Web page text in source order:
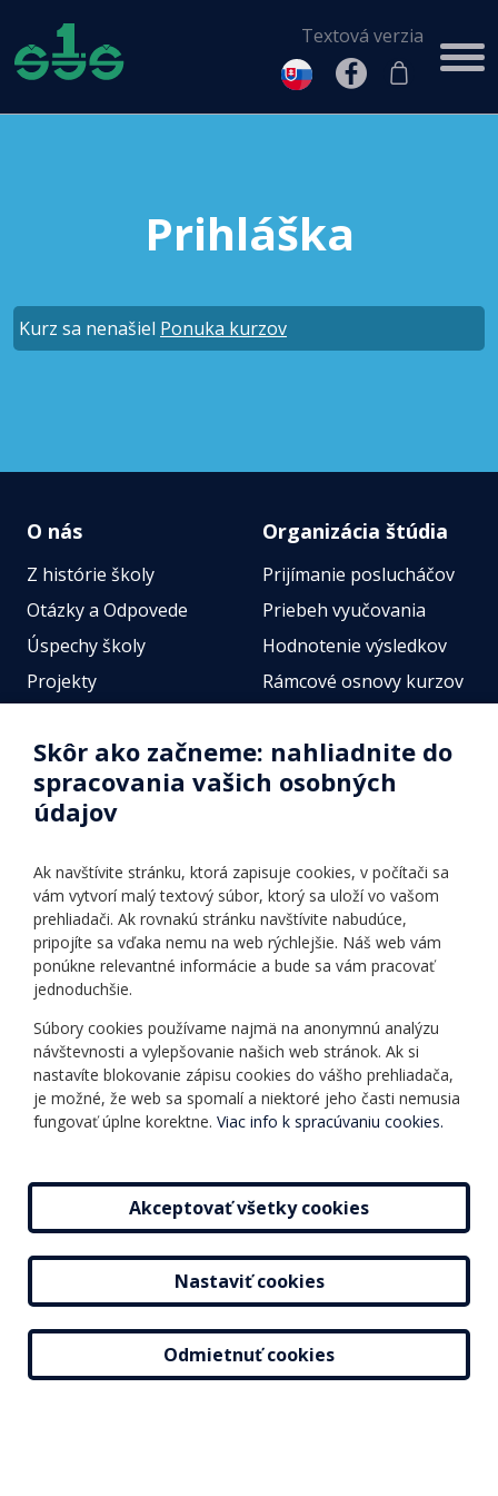
Textová verzia
Prihláška
Kurz sa nenašiel Ponuka kurzov
O nás
Z histórie školy
Otázky a Odpovede
Úspechy školy
Projekty
Fotogalérie
Identifikačné údaje školy
Úradné hodiny
Vnútorný poriadok
Organizácia štúdia
Prijímanie poslucháčov
Priebeh vyučovania
Hodnotenie výsledkov
Rámcové osnovy kurzov
Online testy
Ponuka jazykov
Informácie o kurzoch
Online testy
Ako si vybrať a kúpiť
kurz
Príspevky
Rozvrh hodín
Ochrana osobných
údajov
Všeobecné obchodné
podmienky
2026 © Jazyková škola |Nastavenie cookies
Tvorba web stránokaredakčný systémodAlejTech, spol. s r.o.
Skôr ako začneme: nahliadnite do
spracovania vašich osobných
údajov
Ak navštívite stránku, ktorá zapisuje cookies, v počítači sa
vám vytvorí malý textový súbor, ktorý sa uloží vo vašom
prehliadači. Ak rovnakú stránku navštívite nabudúce,
pripojíte sa vďaka nemu na web rýchlejšie. Náš web vám
ponúkne relevantné informácie a bude sa vám pracovať
jednoduchšie.
Súbory cookies používame najmä na anonymnú analýzu
návštevnosti a vylepšovanie našich web stránok. Ak si
nastavíte blokovanie zápisu cookies do vášho prehliadača,
je možné, že web sa spomalí a niektoré jeho časti nemusia
fungovať úplne korektne. Viac info k spracúvaniu cookies.
Akceptovať všetky cookies
Nastaviť cookies
Odmietnuť cookies